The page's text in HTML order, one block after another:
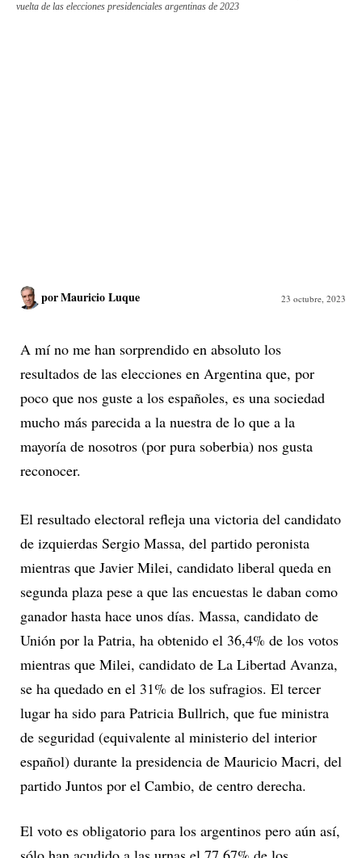
vuelta de las elecciones presidenciales argentinas de 2023
porMauricio Luque 23 octubre, 2023
A mí no me han sorprendido en absoluto los
resultados de las elecciones en Argentina que, por
poco que nos guste a los españoles, es una sociedad
mucho más parecida a la nuestra de lo que a la
mayoría de nosotros (por pura soberbia) nos gusta
reconocer.
El resultado electoral refleja una victoria del candidato
de izquierdas Sergio Massa, del partido peronista
mientras que Javier Milei, candidato liberal queda en
segunda plaza pese a que las encuestas le daban como
ganador hasta hace unos días. Massa, candidato de
Unión por la Patria, ha obtenido el 36,4% de los votos
mientras que Milei, candidato de La Libertad Avanza,
se ha quedado en el 31% de los sufragios. El tercer
lugar ha sido para Patricia Bullrich, que fue ministra
de seguridad (equivalente al ministerio del interior
español) durante la presidencia de Mauricio Macri, del
partido Juntos por el Cambio, de centro derecha.
El voto es obligatorio para los argentinos pero aún así,